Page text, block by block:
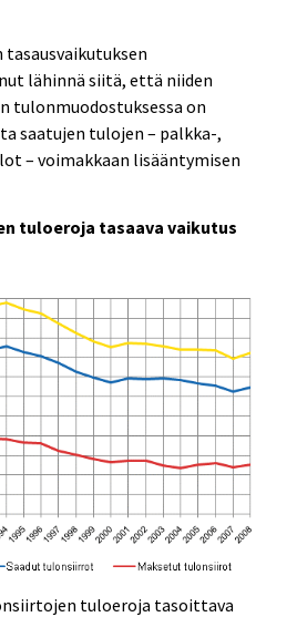
lähinnä siitä, että niiden
tulonmuodostuksessa on
saatujen tulojen – palkka-,
– voimakkaan lisääntymisen
tuloeroja tasaava vaikutus
tuloeroja tasoittava